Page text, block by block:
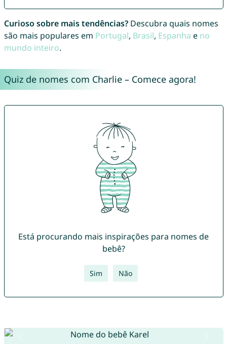
Curioso sobre mais tendências?Descubra quais nomes
são mais populares em Portugal, Brasil, Espanha e no
mundo inteiro.
Quiz de nomes com Charlie – Comece agora!
Está procurando mais inspirações para nomes de
bebê?
Sim Não